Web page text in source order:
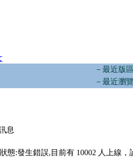
－最近版
－最近瀏
息
狀態:發生錯誤,目前有 10002 人上線